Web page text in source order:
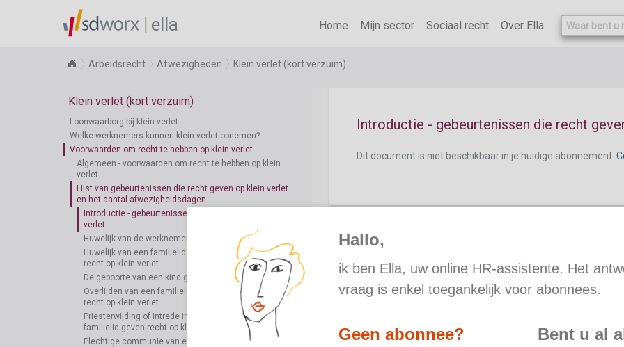
ella Home Mijn sector Sociaal recht Over Ella
Arbeidsrecht Afwezigheden Klein verlet (kort verzuim)
Klein verlet (kort verzuim)
Loonwaarborg bij klein verlet
Welke werknemers kunnen klein verlet opnemen?
Voorwaarden om recht te hebben op klein verlet
Algemeen - voorwaarden om recht te hebben op klein
verlet
Lijst van gebeurtenissen die recht geven op klein verlet
en het aantal afwezigheidsdagen
Introductie - gebeurtenissen die recht geven op klein
verlet
Huwelijk van de werknemer geeft recht op klein verlet
Huwelijk van een familielid van de werknemer geeft
recht op klein verlet
De geboorte van een kind geeft recht op klein verlet
Overlijden van een familielid van de werknemer geeft
recht op klein verlet
Priesterwijding of intrede in het klooster van een
familielid geven recht op klein verlet
Plechtige communie van een kind geeft recht op klein
Lijst van gebeurtenissen die recht geven op
afwezigheidsdagen
Introductie - gebeurtenissen die recht
Dit document is niet beschikbaar in je huidige abonnement.
Dit document is niet beschikbaar in je huidige abonnement.
Hallo,
ik ben Ella, uw online HR-assistente. Het
vraag is enkel toegankelijk voor abonnees.
Geen abonnee? Bent u al